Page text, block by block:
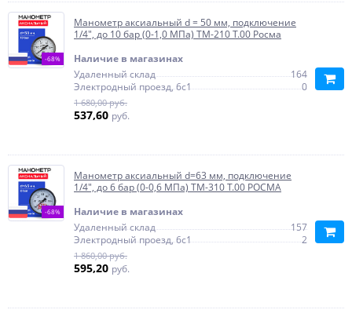
-68%
Манометр аксиальный d = 50 мм, подключение
1/4", до 10 бар (0-1,0 МПа) ТМ-210 T.00 Росма
Наличие в магазинах
Удаленный склад
164
Электродный проезд, 6с1
0
1 680,00 руб.
537,60 руб.
-68%
Манометр аксиальный d=63 мм, подключение
1/4", до 6 бар (0-0,6 МПа) ТМ-310 Т.00 РОСМА
Наличие в магазинах
Удаленный склад
157
Электродный проезд, 6с1
2
1 860,00 руб.
595,20 руб.